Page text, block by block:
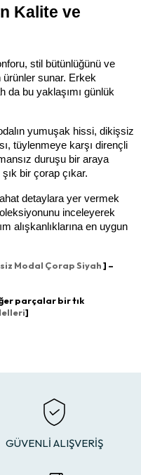
Kalite ve
stil bütünlüğünü ve
ürünler sunar. Erkek
bu yaklaşımı günlük
yumuşak hissi, dikişsiz
tüylenmeye karşı dirençli
duruşu bir araya
bir çorap çıkar.
detaylara yer vermek
inceleyerek
alışkanlıklarına en uygun
Modal Çorap Siyah] –
parçalar bir tık
]
GÜVENLİ ALIŞVERİŞ